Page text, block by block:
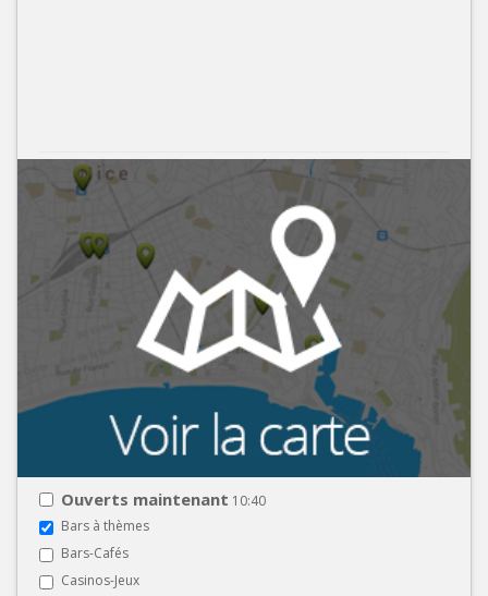
Ouverts maintenant 10:40
Bars à thèmes
Bars-Cafés
Casinos-Jeux